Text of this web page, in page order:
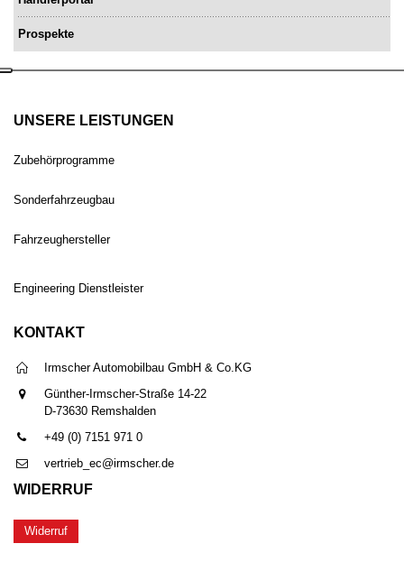
Prospekte
UNSERE LEISTUNGEN
Zubehörprogramme
Sonderfahrzeugbau
Fahrzeughersteller
Engineering Dienstleister
KONTAKT
Irmscher Automobilbau GmbH & Co.KG
Günther-Irmscher-Straße 14-22
D-73630 Remshalden
+49 (0) 7151 971 0
vertrieb_ec@irmscher.de
WIDERRUF
Widerruf